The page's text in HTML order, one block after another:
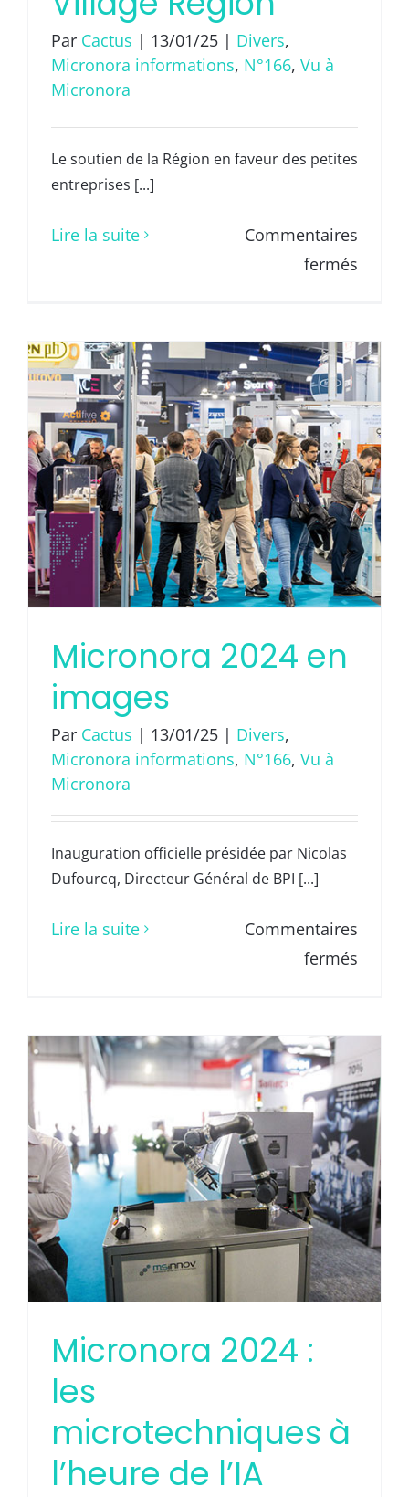
Par Cactus | 13/01/25 | Divers,
Micronora informations, N°166, Vu à
Micronora
Le soutien de la Région en faveur des petites
entreprises [...]
Lire la suite
Commentaires
fermés
Micronora 2024 en
images
Par Cactus | 13/01/25 | Divers,
Micronora informations, N°166, Vu à
Micronora
Inauguration officielle présidée par Nicolas
Dufourcq, Directeur Général de BPI [...]
Lire la suite
Commentaires
fermés
Micronora 2024 :
les
microtechniques à
l’heure de l’IA